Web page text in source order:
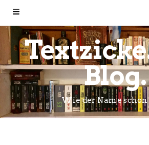
Blog.
Wie der Name schon